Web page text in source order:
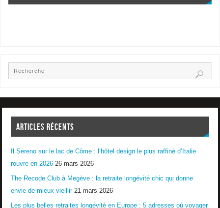
ARTICLES RÉCENTS
Il Sereno sur le lac de Côme : l’hôtel design le plus raffiné d’Italie
rouvre en 2026 26 mars 2026
The Recode Club à Megève : la retraite longévité chic qui donne
envie de mieux vieillir 21 mars 2026
Les plus belles retraites longévité en Europe : 5 adresses où voyager